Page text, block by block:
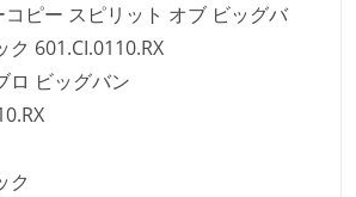
ピー スピリット オブ ビッグバ
ク 601.CI.0110.RX
ロ ビッグバン
ク